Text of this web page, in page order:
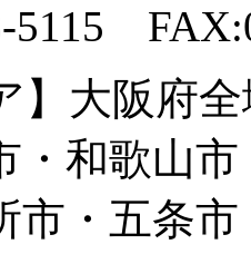
5115
】大阪府
・和歌山
市・五条